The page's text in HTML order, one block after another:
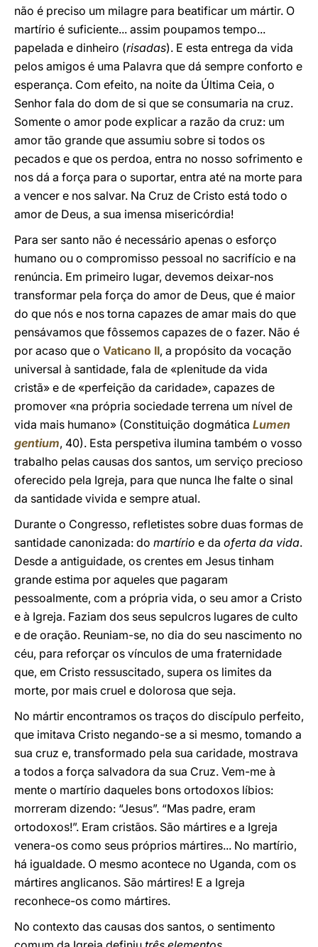
não é preciso um milagre para beatificar um mártir. O
martírio é suficiente... assim poupamos tempo...
papelada e dinheiro (risadas). E esta entrega da vida
pelos amigos é uma Palavra que dá sempre conforto e
esperança. Com efeito, na noite da Última Ceia, o
Senhor fala do dom de si que se consumaria na cruz.
Somente o amor pode explicar a razão da cruz: um
amor tão grande que assumiu sobre si todos os
pecados e que os perdoa, entra no nosso sofrimento e
nos dá a força para o suportar, entra até na morte para
a vencer e nos salvar. Na Cruz de Cristo está todo o
amor de Deus, a sua imensa misericórdia!
Para ser santo não é necessário apenas o esforço
humano ou o compromisso pessoal no sacrifício e na
renúncia. Em primeiro lugar, devemos deixar-nos
transformar pela força do amor de Deus, que é maior
do que nós e nos torna capazes de amar mais do que
pensávamos que fôssemos capazes de o fazer. Não é
por acaso que o Vaticano II, a propósito da vocação
universal à santidade, fala de «plenitude da vida
cristã» e de «perfeição da caridade», capazes de
promover «na própria sociedade terrena um nível de
vida mais humano» (Constituição dogmática Lumen
gentium, 40). Esta perspetiva ilumina também o vosso
trabalho pelas causas dos santos, um serviço precioso
oferecido pela Igreja, para que nunca lhe falte o sinal
da santidade vivida e sempre atual.
Durante o Congresso, refletistes sobre duas formas de
santidade canonizada: do martírio e da oferta da vida.
Desde a antiguidade, os crentes em Jesus tinham
grande estima por aqueles que pagaram
pessoalmente, com a própria vida, o seu amor a Cristo
e à Igreja. Faziam dos seus sepulcros lugares de culto
e de oração. Reuniam-se, no dia do seu nascimento no
céu, para reforçar os vínculos de uma fraternidade
que, em Cristo ressuscitado, supera os limites da
morte, por mais cruel e dolorosa que seja.
No mártir encontramos os traços do discípulo perfeito,
que imitava Cristo negando-se a si mesmo, tomando a
sua cruz e, transformado pela sua caridade, mostrava
a todos a força salvadora da sua Cruz. Vem-me à
mente o martírio daqueles bons ortodoxos líbios:
morreram dizendo: “Jesus”. “Mas padre, eram
ortodoxos!”. Eram cristãos. São mártires e a Igreja
venera-os como seus próprios mártires... No martírio,
há igualdade. O mesmo acontece no Uganda, com os
mártires anglicanos. São mártires! E a Igreja
reconhece-os como mártires.
No contexto das causas dos santos, o sentimento